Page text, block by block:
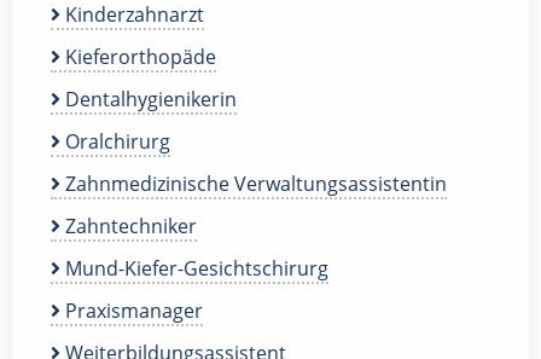
Kinderzahnarzt
Kieferorthopäde
Dentalhygienikerin
Oralchirurg
Zahnmedizinische Verwaltungsassistentin
Zahntechniker
Mund-Kiefer-Gesichtschirurg
Praxismanager
Weiterbildungsassistent